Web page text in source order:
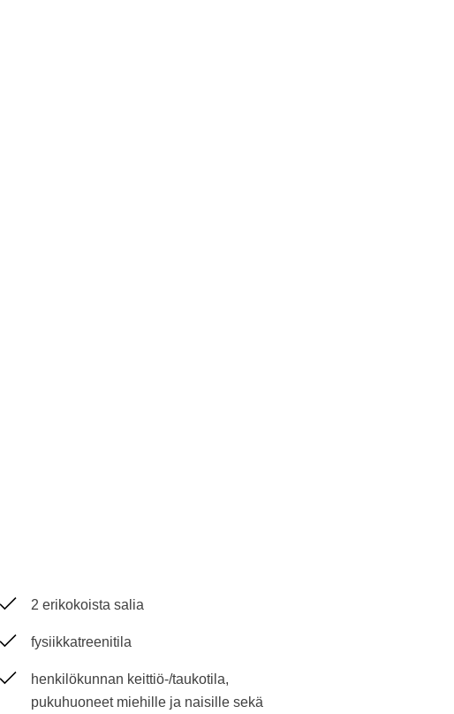
2 erikokoista salia
fysiikkatreenitila
henkilökunnan keittiö-/taukotila,
pukuhuoneet miehille ja naisille sekä